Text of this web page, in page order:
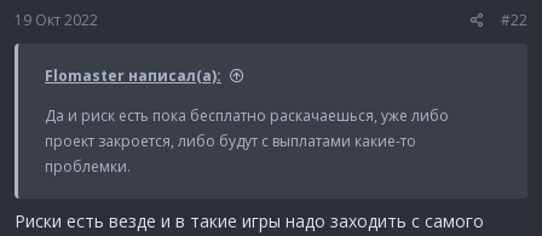
19 Окт 2022 #22
Flomaster написал(а):
Да и риск есть пока бесплатно раскачаешься, уже либо
проект закроется, либо будут с выплатами какие-то
проблемки.
Риски есть везде и в такие игры надо заходить с самого